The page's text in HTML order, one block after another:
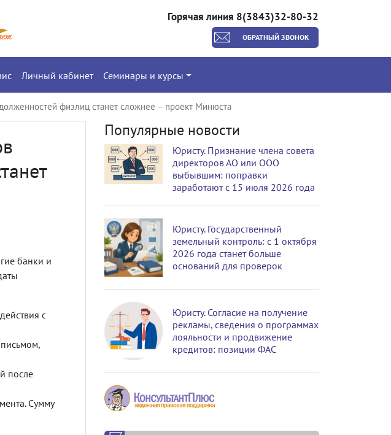
Горячая линия 8(3843)32-80-32
ОБРАТНЫЙ ЗВОНОК
Личный кабинет Семинары и курсы
физлиц станет сложнее – проект Минюста
банки и
с
после
Сумму
Популярные новости
Юристу. Признание члена совета
директоров АО или ООО
выбывшим: поправки
заработают с 15 июля 2026 года
Юристу. Государственный
земельный контроль: с 1 октября
2026 года станет больше
оснований для проверок
Юристу. Согласие на получение
рекламы, сведения о программах
лояльности и продвижение
кредитов: позиции ФАС